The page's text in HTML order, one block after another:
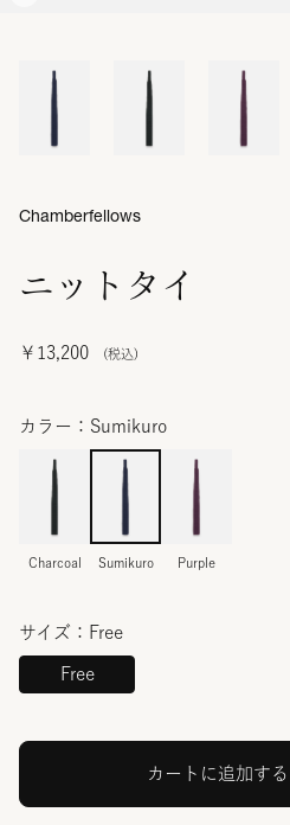
ニットタイ
￥13,200
Chamberfellows
カラー：Sumikuro
Charcoal Sumikuro Purple
サイズ：Free
Free
カートに追加する